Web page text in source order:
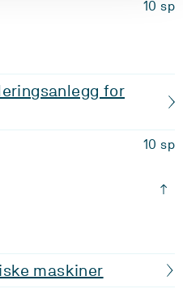
10 sp
for
10 sp
maskiner